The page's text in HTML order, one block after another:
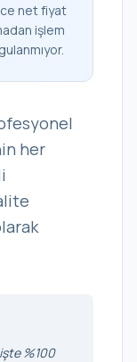
net fiyat
işlem
her
işte %100